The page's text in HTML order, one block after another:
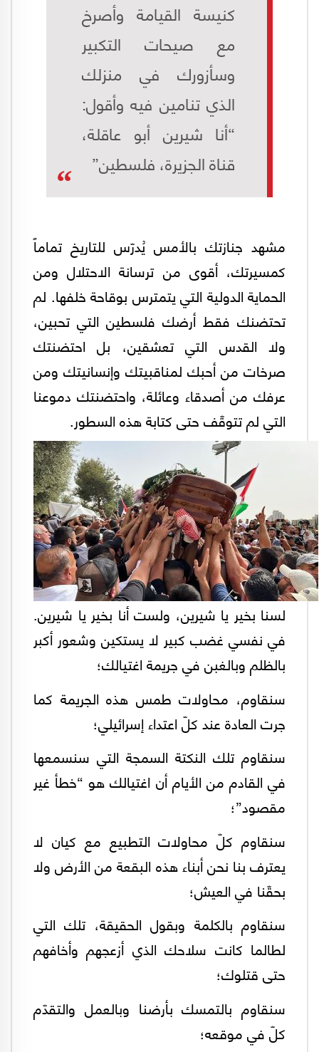
كنيسة القيامة وأصرخ
مع صيحات التكبير
وسأزورك في منزلك
الذي تنامين فيه وأقول:
“أنا شيرين أبو عاقلة،
قناة الجزيرة، فلسطين”
مشهد جنازتك بالأمس يُدرّس للتاريخ تماماً
كمسيرتك، أقوى من ترسانة الاحتلال ومن
الحماية الدولية التي يتمترس بوقاحة خلفها. لم
تحتضنك فقط أرضك فلسطين التي تحبين،
ولا القدس التي تعشقين، بل احتضنتك
صرخات من أحبك لمناقبيتك وإنسانيتك ومن
عرفك من أصدقاء وعائلة، واحتضنتك دموعنا
التي لم تتوقّف حتى كتابة هذه السطور.
لسنا بخير يا شيرين، ولست أنا بخير يا شيرين.
في نفسي غضب كبير لا يستكين وشعور أكبر
بالظلم وبالغبن في جريمة اغتيالك؛
سنقاوم، محاولات طمس هذه الجريمة كما
جرت العادة عند كلّ اعتداء إسرائيلي؛
سنقاوم تلك النكتة السمجة التي سنسمعها
في القادم من الأيام أن اغتيالك هو “خطأ غير
مقصود”؛
سنقاوم كلّ محاولات التطبيع مع كيان لا
يعترف بنا نحن أبناء هذه البقعة من الأرض ولا
بحقّنا في العيش؛
سنقاوم بالكلمة وبقول الحقيقة، تلك التي
لطالما كانت سلاحك الذي أزعجهم وأخافهم
حتى قتلوك؛
سنقاوم بالتمسك بأرضنا وبالعمل والتقدّم
كلّ في موقعه؛